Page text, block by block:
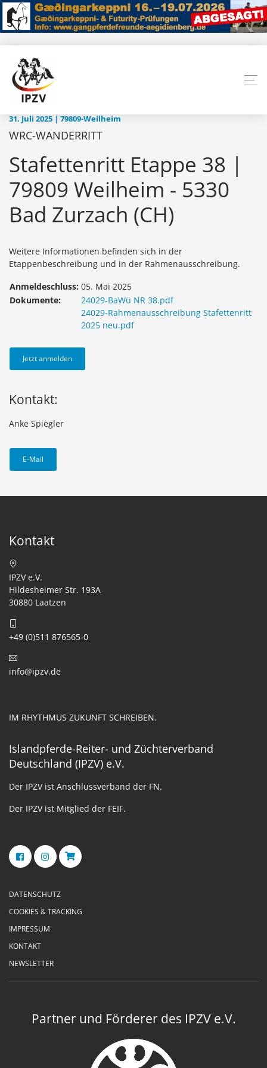
31. Juli 2025 | 79809-Weilheim
WRC-WANDERRITT
Stafettenritt Etappe 38 |
79809 Weilheim - 5330
Bad Zurzach (CH)
Weitere Informationen befinden sich in der
Etappenbeschreibung und in der Rahmenausschreibung.
Anmeldeschluss: 05. Mai 2025
Dokumente:
24029-BaWü NR 38.pdf
24029-Rahmenausschreibung Stafettenritt
2025 neu.pdf
Jetzt anmelden
Kontakt:
Anke Spiegler
E-Mail
Kontakt
IPZV e.V.
Hildesheimer Str. 193A
30880 Laatzen
+49 (0)511 876565-0
info@ipzv.de
IM RHYTHMUS ZUKUNFT SCHREIBEN.
Islandpferde-Reiter- und Züchterverband
Deutschland (IPZV) e.V.
Der IPZV ist Anschlussverband der FN.
Der IPZV ist Mitglied der FEIF.
DATENSCHUTZ
COOKIES & TRACKING
IMPRESSUM
KONTAKT
NEWSLETTER
Partner und Förderer des IPZV e.V.